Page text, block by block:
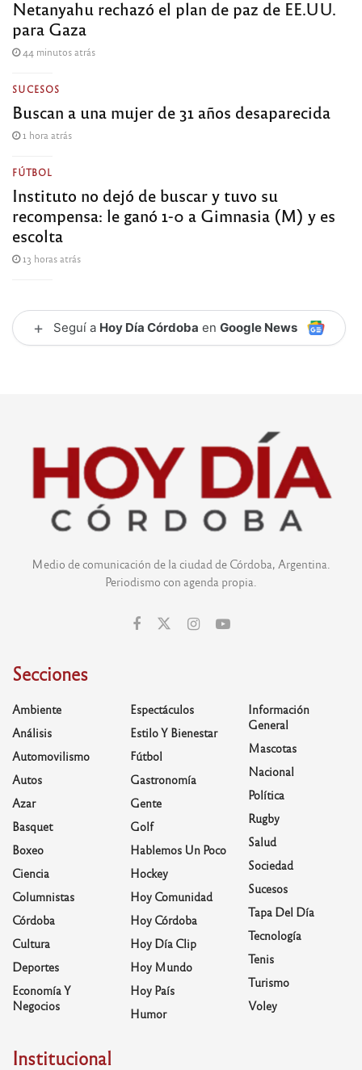
Netanyahu rechazó el plan de paz de EE.UU.
para Gaza
44 minutos atrás
SUCESOS
Buscan a una mujer de 31 años desaparecida
1 hora atrás
FÚTBOL
Instituto no dejó de buscar y tuvo su
recompensa: le ganó 1-0 a Gimnasia (M) y es
escolta
13 horas atrás
+ Seguí a Hoy Día Córdoba en Google News
Medio de comunicación de la ciudad de Córdoba, Argentina.
Periodismo con agenda propia.
Secciones
Ambiente
Análisis
Automovilismo
Autos
Azar
Basquet
Boxeo
Ciencia
Columnistas
Córdoba
Cultura
Deportes
Economía Y
Negocios
Espectáculos
Estilo Y Bienestar
Fútbol
Gastronomía
Gente
Golf
Hablemos Un Poco
Hockey
Hoy Comunidad
Hoy Córdoba
Hoy Día Clip
Hoy Mundo
Hoy País
Humor
Información
General
Mascotas
Nacional
Política
Rugby
Salud
Sociedad
Sucesos
Tapa Del Día
Tecnología
Tenis
Turismo
Voley
Institucional